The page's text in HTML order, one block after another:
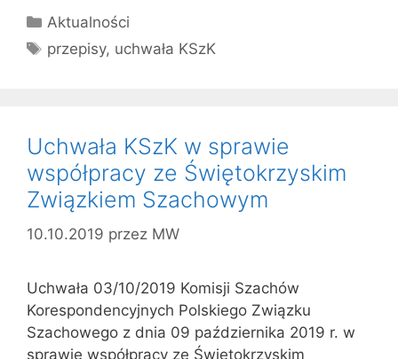
Kategorie
Aktualności
Tagi
przepisy, uchwała KSzK
Uchwała KSzK w sprawie
współpracy ze Świętokrzyskim
Związkiem Szachowym
10.10.2019 przez MW
Uchwała 03/10/2019 Komisji Szachów
Korespondencyjnych Polskiego Związku
Szachowego z dnia 09 października 2019 r. w
sprawie współpracy ze Świętokrzyskim